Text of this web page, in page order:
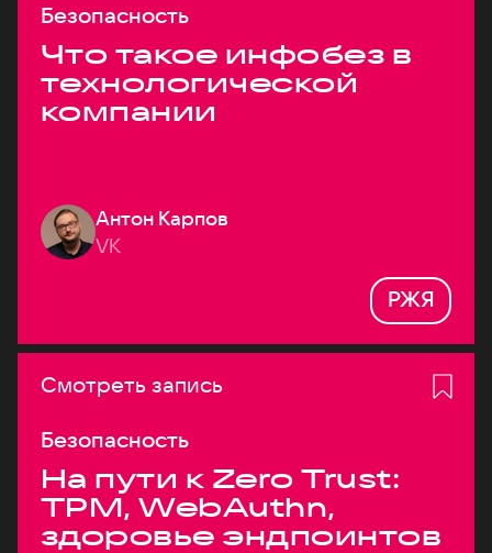
Безопасность
Что такое инфобез в
технологической
компании
Антон Карпов
VK
РЖЯ
Смотреть запись
Безопасность
На пути к Zero Trust:
TPM, WebAuthn,
здоровье эндпоинтов